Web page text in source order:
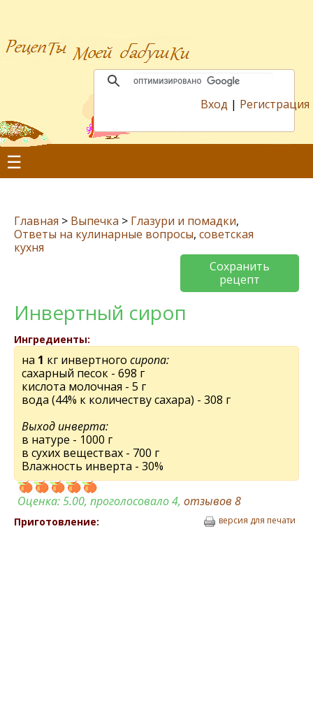
Вход | Регистрация
☰
Главная > Выпечка > Глазури и помадки,
Ответы на кулинарные вопросы, советская
кухня
Сохранить
рецепт
Инвертный сироп
Ингредиенты:
на 1 кг инвертного сиропа:
сахарный песок - 698 г
кислота молочная - 5 г
вода (44% к количеству сахара) - 308 г
Выход инверта:
в натуре - 1000 г
в сухих веществах - 700 г
Влажность инверта - 30%
Оценка:5.00, проголосовало 4, отзывов 8
Приготовление: версия для печати